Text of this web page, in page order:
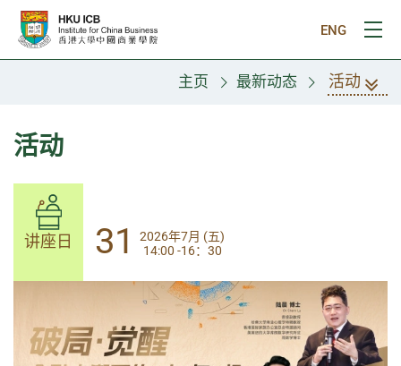
跳往主要内容
ENG
打
主页 最新动态 活动
活动
讲座日 31
2026年7月 (五)
14:00-17:30
讲座日 31
2026年7月 (五)
14:00 -16：30